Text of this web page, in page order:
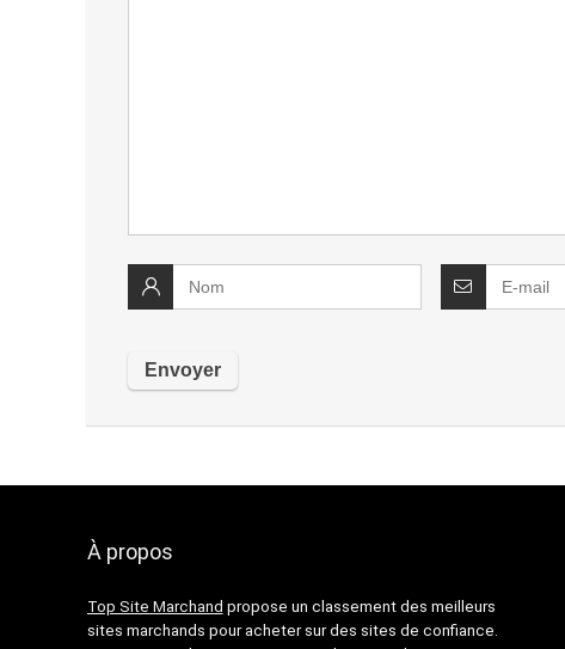
À propos
Top Site Marchand propose un classement des meilleurs
sites marchands pour acheter sur des sites de confiance.